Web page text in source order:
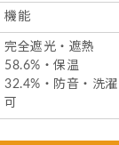
機能
完全遮光・遮熱
58.6%・保温
32.4%・防音・洗濯
可